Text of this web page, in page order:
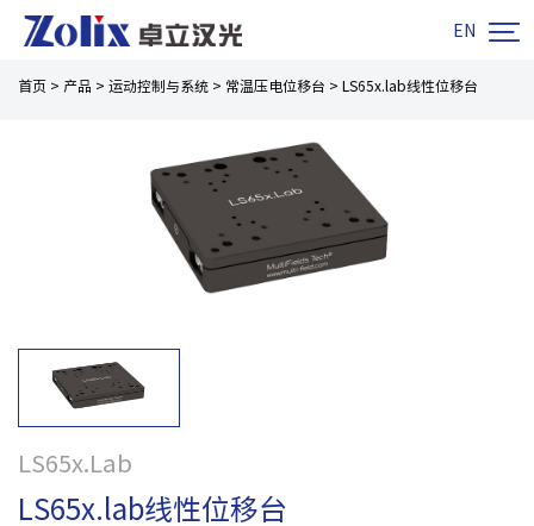
EN 
首页 > 产品 > 运动控制与系统 > 常温压电位移台 > LS65x.lab线性位移台
LS65x.Lab
LS65x.lab线性位移台